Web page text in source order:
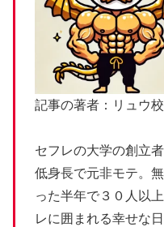
記事の著者：リュウ
セフレの大学の創立
低身長で元非モテ。
った半年で３０人以
レに囲まれる幸せな